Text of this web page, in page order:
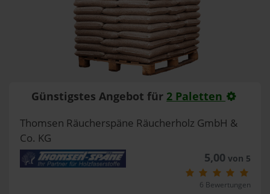
Günstigstes Angebot für 2 Paletten
Thomsen Räucherspäne Räucherholz GmbH &
Co. KG
5,00 von 5
6 Bewertungen